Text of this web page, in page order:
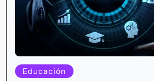
Educación